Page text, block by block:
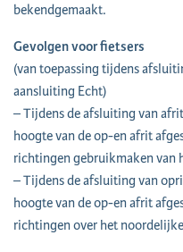
bekendgemaakt.
Gevolgen voor fietsers
(van toepassing tijdens
aansluiting Echt)
– Tijdens de afsluiting van
hoogte van de op-en afrit
richtingen gebruikmaken van
– Tijdens de afsluiting van
hoogte van de op-en afrit
richtingen over het